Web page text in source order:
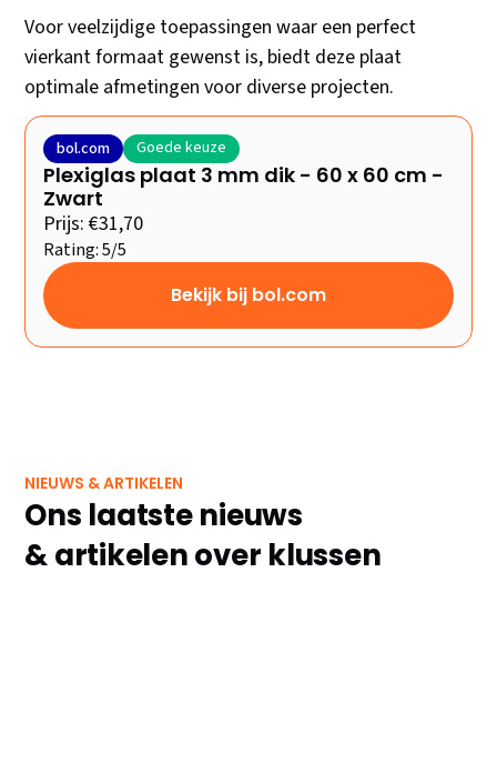
Voor veelzijdige toepassingen waar een perfect
vierkant formaat gewenst is, biedt deze plaat
optimale afmetingen voor diverse projecten.
bol.com Goede keuze
Plexiglas plaat 3 mm dik - 60 x 60 cm -
Zwart
Prijs: €31,70
Rating: 5/5
Bekijk bij bol.com
NIEUWS & ARTIKELEN
Ons laatste nieuws
& artikelen over klussen